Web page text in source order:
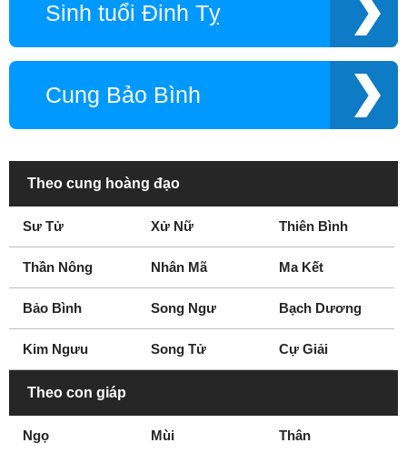
Sinh tuổi Đinh Tỵ
Cung Bảo Bình
Theo cung hoàng đạo
Sư Tử Xử Nữ Thiên Bình
Thần Nông Nhân Mã Ma Kết
Bảo Bình Song Ngư Bạch Dương
Kim Ngưu Song Tử Cự Giải
Theo con giáp
Ngọ Mùi Thân